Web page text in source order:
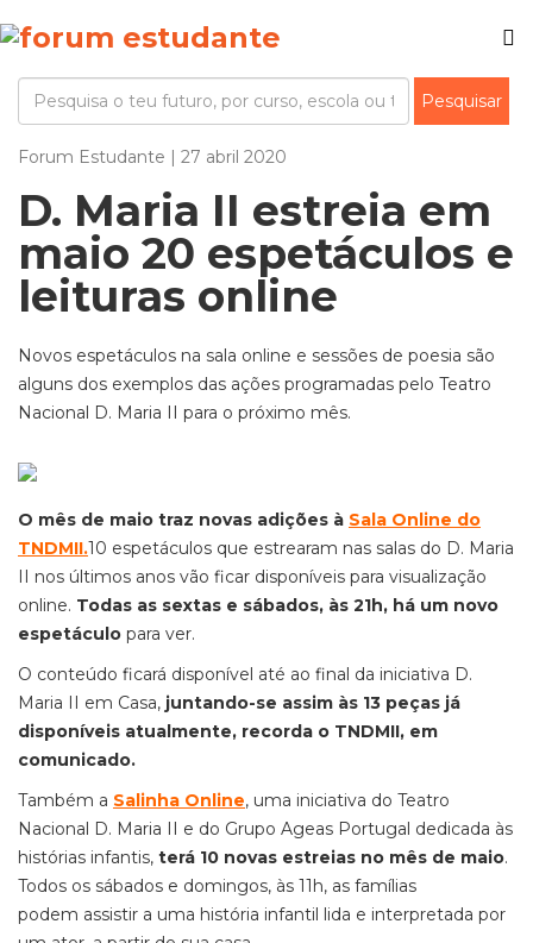
Forum Estudante | 27 abril 2020
D. Maria II estreia em
maio 20 espetáculos e
leituras online
Novos espetáculos na sala online e sessões de poesia são
alguns dos exemplos das ações programadas pelo Teatro
Nacional D. Maria II para o próximo mês.
O mês de maio traz novas adições à Sala Online do
TNDMII.10 espetáculos que estrearam nas salas do D. Maria
II nos últimos anos vão ficar disponíveis para visualização
online. Todas as sextas e sábados, às 21h, há um novo
espetáculo para ver.
O conteúdo ficará disponível até ao final da iniciativa D.
Maria II em Casa, juntando-se assim às 13 peças já
disponíveis atualmente, recorda o TNDMII, em
comunicado.
Também a Salinha Online, uma iniciativa do Teatro
Nacional D. Maria II e do Grupo Ageas Portugal dedicada às
histórias infantis, terá 10 novas estreias no mês de maio.
Todos os sábados e domingos, às 11h, as famílias
podem assistir a uma história infantil lida e interpretada por